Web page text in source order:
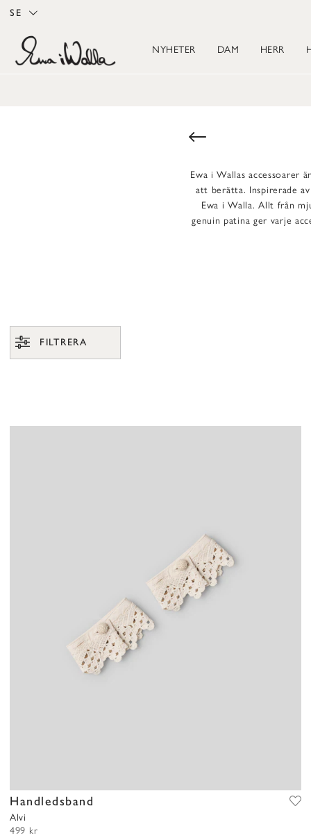
SE
NYHETER DAM HERR
Ewa i Wallas accessoarer
att berätta. Inspirerade
Ewa i Walla. Allt från
genuin patina ger varje
FILTRERA
Handledsband
Alvi
499 kr